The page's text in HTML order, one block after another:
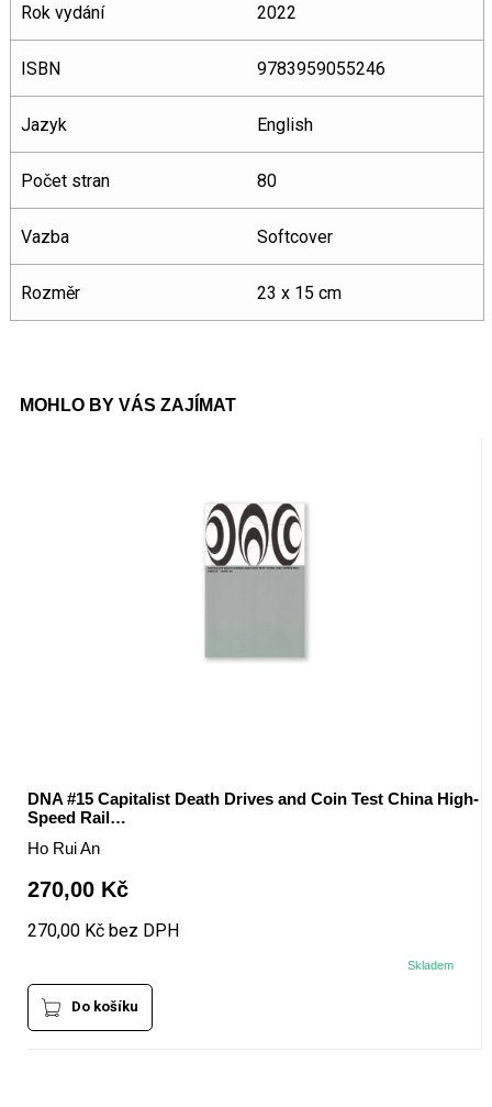
Rok vydání 2022
ISBN 9783959055246
Jazyk English
Počet stran 80
Vazba Softcover
Rozměr 23 x 15 cm
MOHLO BY VÁS ZAJÍMAT
DNA #15 Capitalist Death Drives and Coin Test China High-
Speed Rail…
Ho Rui An
270,00 Kč
270,00 Kč bez DPH
Skladem
Do košíku